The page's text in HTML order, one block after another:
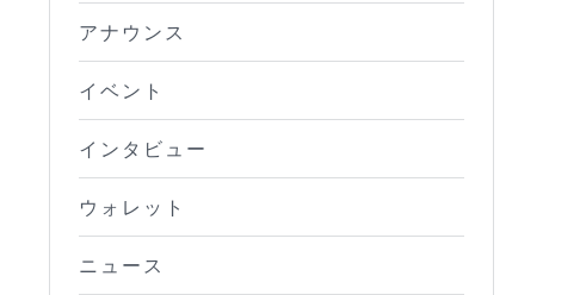
アナウンス
イベント
インタビュー
ウォレット
ニュース